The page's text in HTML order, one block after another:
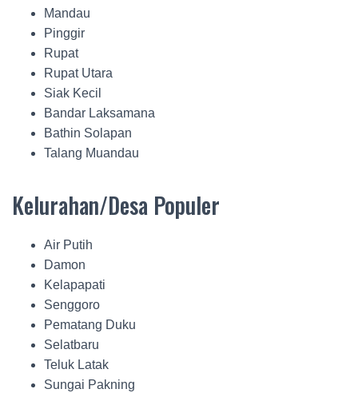
Mandau
Pinggir
Rupat
Rupat Utara
Siak Kecil
Bandar Laksamana
Bathin Solapan
Talang Muandau
Kelurahan/Desa Populer
Air Putih
Damon
Kelapapati
Senggoro
Pematang Duku
Selatbaru
Teluk Latak
Sungai Pakning